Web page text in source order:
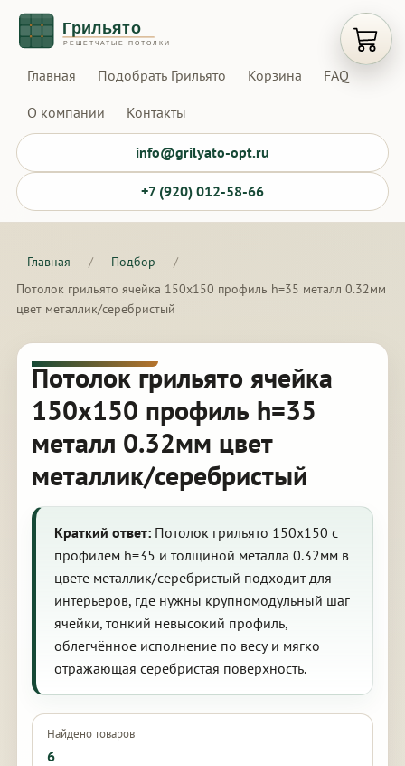
Главная Подобрать Грильято Корзина FAQ
О компании Контакты
info@grilyato-opt.ru
+7 (920) 012-58-66
Главная / Подбор
/
Потолок грильято ячейка 150х150 профиль h=35 металл 0.32мм
цвет металлик/серебристый
Потолок грильято ячейка
150х150 профиль h=35
металл 0.32мм цвет
металлик/серебристый
Краткий ответ:Потолок грильято 150х150 с
профилем h=35 и толщиной металла 0.32мм в
цвете металлик/серебристый подходит для
интерьеров, где нужны крупномодульный шаг
ячейки, тонкий невысокий профиль,
облегчённое исполнение по весу и мягко
отражающая серебристая поверхность.
Найдено товаров
6